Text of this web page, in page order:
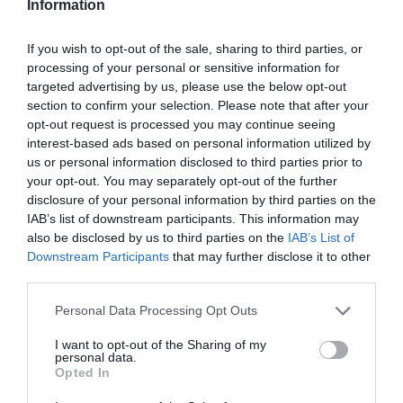
Information
If you wish to opt-out of the sale, sharing to third parties, or
processing of your personal or sensitive information for
targeted advertising by us, please use the below opt-out
section to confirm your selection. Please note that after your
opt-out request is processed you may continue seeing
interest-based ads based on personal information utilized by
us or personal information disclosed to third parties prior to
your opt-out. You may separately opt-out of the further
disclosure of your personal information by third parties on the
IAB’s list of downstream participants. This information may
also be disclosed by us to third parties on the IAB’s List of
Downstream Participants that may further disclose it to other
Personal Data Processing Opt Outs
I want to opt-out of the Sharing of my
personal data.
Opted In
Más allá de la magnitud de estas cifras, la gestión
estabilidad y seguridad financiera a sus socios y socias.
Muestra de ello es sutasa de cobertura del 70,7%
(según criterio del Banco de España), un porcentaje
muy por encima del resto de entidades del sector.
Tal y como ha remarcado elpresidente de Cofares
“Lograr estos grandes resultados requiere del esfuerzo
conjunto y del rigor profesional del Consejo Rector, de
los directivos y de todo el equipo, a quienes agradezco
su implicación y apoyo constante. Su trabajo diario es la
pieza clave que nos permite traducir el éxito económico
en un servicio de máxima calidad y satisfacción para
Plan de expansión y acercamiento al socio
En su intervención en la Asamblea, Eduardo Pastor